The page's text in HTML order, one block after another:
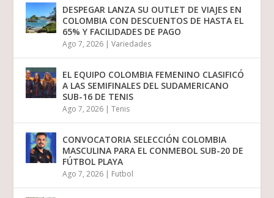
DESPEGAR LANZA SU OUTLET DE VIAJES EN
COLOMBIA CON DESCUENTOS DE HASTA EL
65% Y FACILIDADES DE PAGO
Ago 7, 2026 |Variedades
EL EQUIPO COLOMBIA FEMENINO CLASIFICÓ
A LAS SEMIFINALES DEL SUDAMERICANO
SUB-16 DE TENIS
Ago 7, 2026 |Tenis
CONVOCATORIA SELECCIÓN COLOMBIA
MASCULINA PARA EL CONMEBOL SUB-20 DE
FÚTBOL PLAYA
Ago 7, 2026 | Futbol